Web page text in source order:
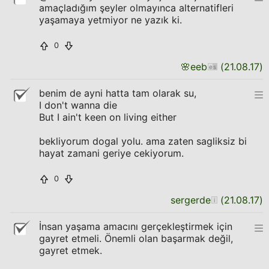
amaçladığım şeyler olmayınca alternatifleri
yaşamaya yetmiyor ne yazık ki.
0
🌸eeb (21.08.17)
benim de ayni hatta tam olarak su,
I don't wanna die
But I ain't keen on living either
bekliyorum dogal yolu. ama zaten sagliksiz bi
hayat zamani geriye cekiyorum.
0
sergerde (21.08.17)
İnsan yaşama amacını gerçekleştirmek için
gayret etmeli. Önemli olan başarmak değil,
gayret etmek.